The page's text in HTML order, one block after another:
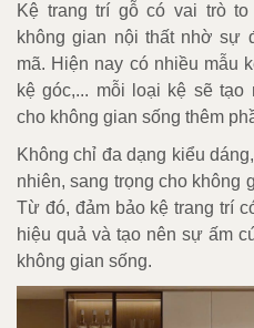
Kệ trang trí gỗ có vai trò
không gian nội thất nhờ sự
mã. Hiện nay có nhiều mẫu
kệ góc,... mỗi loại kệ sẽ
cho không gian sống thêm
Không chỉ đa dạng kiểu
nhiên, sang trọng cho không
Từ đó, đảm bảo kệ trang trí
hiệu quả và tạo nên sự ấm
không gian sống.